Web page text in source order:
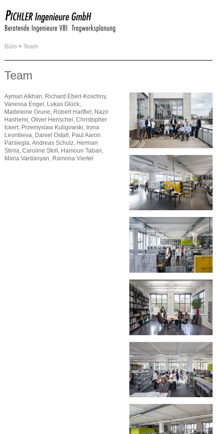
Büro > Team
Team
Ayman Alkhan, Richard Eberl-Koschny,
Vanessa Engel, Lukas Glück,
Madeleine Grune, Robert Hartfiel, Nazir
Hashemi, Oliver Henschel, Christopher
Ickert, Przemyslaw Kuligowski, Iryna
Leontiieva, Daniel Ostafi, Paul Aaron
Parsiegla, Andreas Schulz, Herman
Stinia, Caroline Stoll, Hamoun Tabari,
Maria Vardanyan, Ramona Viertel